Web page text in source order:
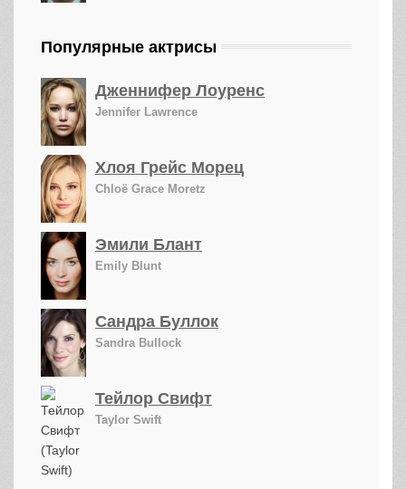
Популярные актрисы
Дженнифер Лоуренс
Jennifer Lawrence
Хлоя Грейс Морец
Chloë Grace Moretz
Эмили Блант
Emily Blunt
Сандра Буллок
Sandra Bullock
Тейлор Свифт
Taylor Swift